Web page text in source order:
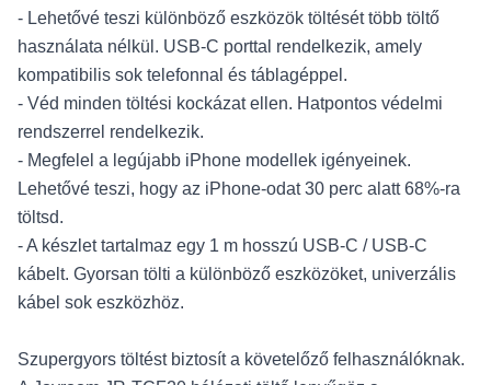
- Lehetővé teszi különböző eszközök töltését több töltő
használata nélkül. USB-C porttal rendelkezik, amely
kompatibilis sok telefonnal és táblagéppel.
- Véd minden töltési kockázat ellen. Hatpontos védelmi
rendszerrel rendelkezik.
- Megfelel a legújabb iPhone modellek igényeinek.
Lehetővé teszi, hogy az iPhone-odat 30 perc alatt 68%-ra
töltsd.
- A készlet tartalmaz egy 1 m hosszú USB-C / USB-C
kábelt. Gyorsan tölti a különböző eszközöket, univerzális
kábel sok eszközhöz.
Szupergyors töltést biztosít a követelőző felhasználóknak.